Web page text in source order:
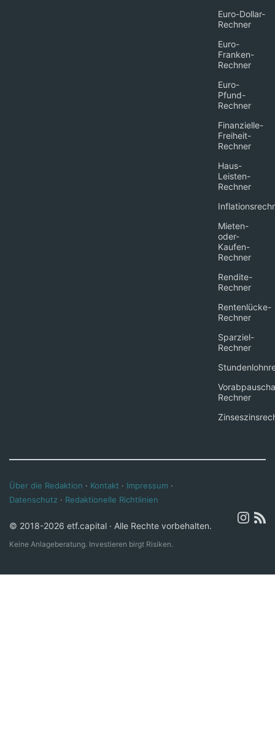
Euro-Dollar-
Rechner
Euro-
Franken-
Rechner
Euro-
Pfund-
Rechner
Finanzielle-
Freiheit-
Rechner
Haus-
Leisten-
Rechner
Mieten-
oder-
Kaufen-
Rechner
Rendite-
Rechner
Rentenlücke-
Rechner
Sparziel-
Rechner
Rechner
Über die Redaktion · Kontakt · Impressum ·
Datenschutz · Redaktionelle Richtlinien
© 2018-2026 etf.capital · Alle Rechte vorbehalten.
Keine Anlageberatung. Investieren birgt Risiken.